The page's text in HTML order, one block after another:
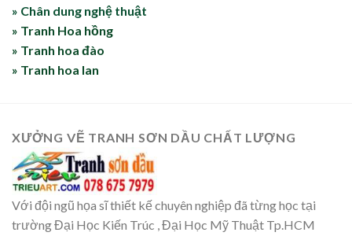
» Chân dung nghệ thuật
» Tranh Hoa hồng
» Tranh hoa đào
» Tranh hoa lan
XƯỞNG VẼ TRANH SƠN DẦU CHẤT LƯỢNG
Với đội ngũ họa sĩ thiết kế chuyên nghiệp đã từng học tại
trường Đại Học Kiến Trúc , Đại Học Mỹ Thuật Tp.HCM